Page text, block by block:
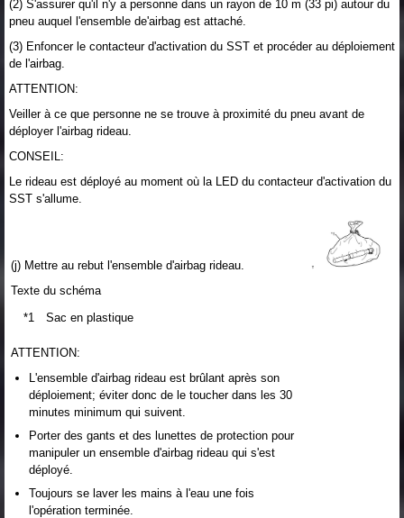
(2) S'assurer qu'il n'y a personne dans un rayon de 10 m (33 pi) autour du
pneu auquel l'ensemble de'airbag est attaché.
(3) Enfoncer le contacteur d'activation du SST et procéder au déploiement
de l'airbag.
ATTENTION:
Veiller à ce que personne ne se trouve à proximité du pneu avant de
déployer l'airbag rideau.
CONSEIL:
Le rideau est déployé au moment où la LED du contacteur d'activation du
SST s'allume.
(j) Mettre au rebut l'ensemble d'airbag rideau.
Texte du schéma
*1
Sac en plastique
ATTENTION:
L'ensemble d'airbag rideau est brûlant après son
déploiement; éviter donc de le toucher dans les 30
minutes minimum qui suivent.
Porter des gants et des lunettes de protection pour
manipuler un ensemble d'airbag rideau qui s'est
déployé.
Toujours se laver les mains à l'eau une fois
l'opération terminée.